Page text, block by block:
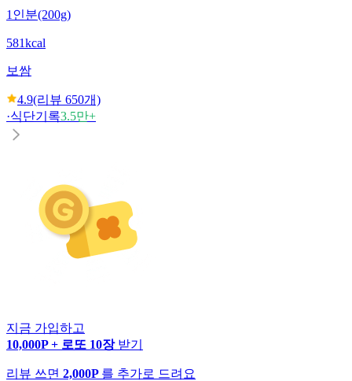
1인분(200g)
581kcal
보쌈
4.9(리뷰 650개)
·식단기록3.5만+
지금 가입하고
10,000P + 로또 10장 받기
리뷰 쓰면 2,000P 를 추가로 드려요